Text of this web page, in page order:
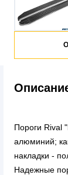
Пороги Rival
алюминий;
накладки -
Надежные